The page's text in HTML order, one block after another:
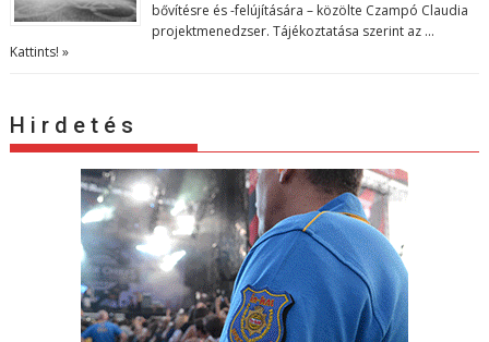
bővítésre és -felújítására – közölte Czampó Claudia
projektmenedzser. Tájékoztatása szerint az …
Kattints! »
H i r d e t é s